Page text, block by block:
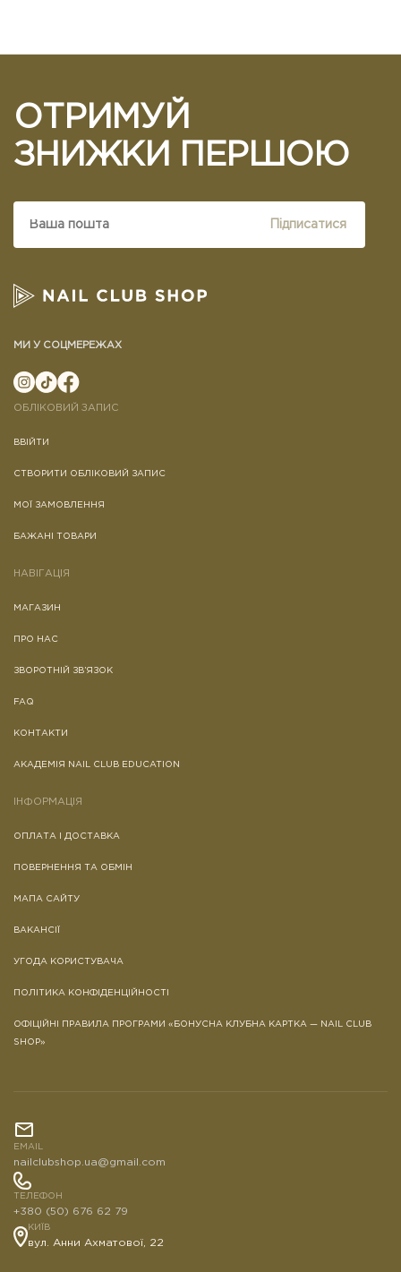
ОТРИМУЙ
ЗНИЖКИ ПЕРШОЮ
Підписатися
МИ У СОЦМЕРЕЖАХ
ОБЛІКОВИЙ ЗАПИС
ВВІЙТИ
СТВОРИТИ ОБЛІКОВИЙ ЗАПИС
МОЇ ЗАМОВЛЕННЯ
БАЖАНІ ТОВАРИ
НАВІГАЦІЯ
МАГАЗИН
ПРО НАС
ЗВОРОТНІЙ ЗВ’ЯЗОК
FAQ
КОНТАКТИ
АКАДЕМІЯ NAIL CLUB EDUCATION
ІНФОРМАЦІЯ
ОПЛАТА І ДОСТАВКА
ПОВЕРНЕННЯ ТА ОБМІН
МАПА САЙТУ
ВАКАНСІЇ
УГОДА КОРИСТУВАЧА
ПОЛІТИКА КОНФІДЕНЦІЙНОСТІ
ОФІЦІЙНІ ПРАВИЛА ПРОГРАМИ «БОНУСНА КЛУБНА КАРТКА — NAIL CLUB
SHOP»
EMAIL
nailclubshop.ua@gmail.com
ТЕЛЕФОН
+380 (50) 676 62 79
КИЇВ
вул. Анни Ахматової, 22